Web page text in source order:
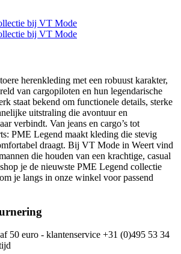
herenkleding met een robuust karakter,
van cargopiloten en hun legendarische
staat bekend om functionele details, sterke
uitstraling die avontuur en
verbindt. Van jeans en cargo’s tot
PME Legend maakt kleding die stevig
draagt. Bij VT Mode in Weert vind
die houden van een krachtige, casual
je de nieuwste PME Legend collectie
je langs in onze winkel voor passend
50 euro - klantenservice +31 (0)495 53 34